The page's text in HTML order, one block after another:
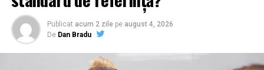
Publicat acum 2 zile pe august 4, 2026
De Dan Bradu